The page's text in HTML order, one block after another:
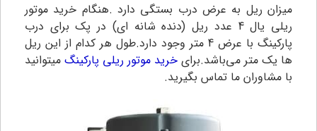
میزان ریل به عرض درب بستگی دارد .هنگام خرید موتور
ریلی یال 4 عدد ریل (دنده شانه ای) در پک برای درب
پارکینگ با عرض 4 متر وجود دارد.طول هر کدام از این ریل
ها یک متر می‌باشد.برای خرید موتور ریلی پارکینگ میتوانید
با مشاوران ما تماس بگیرید.